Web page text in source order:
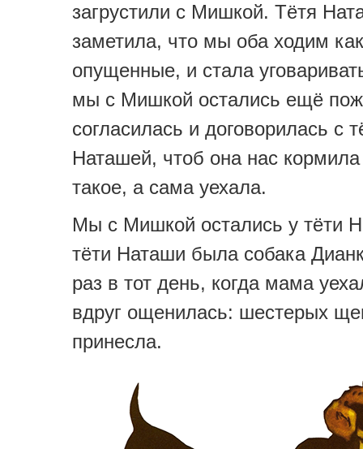
загрустили с Мишкой. Тётя
заметила, что мы оба ходим
опущенные, и стала
мы с Мишкой остались ещё
согласилась и договорилась с
Наташей, чтоб она нас кормила
такое, а сама уехала.
Мы с Мишкой остались у тёти
тёти Наташи была собака
раз в тот день, когда мама
вдруг ощенилась: шестерых
принесла.